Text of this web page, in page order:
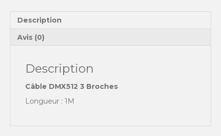
Description
Avis (0)
Description
Câble DMX512 3 Broches
Longueur : 1M